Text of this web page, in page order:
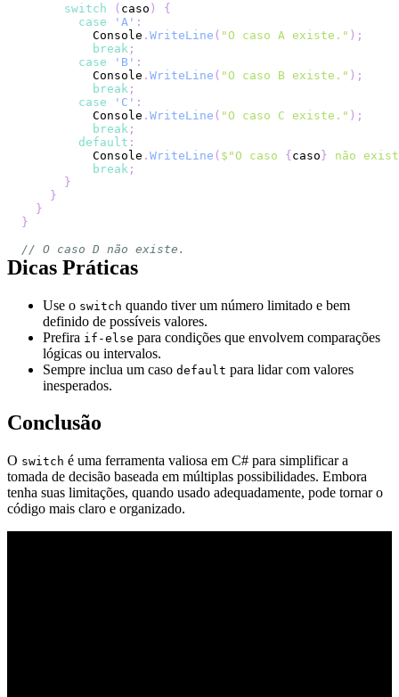
switch
( caso )
{
case
'A' :
          Console
. WriteLine ( "O caso A existe." ) ;
break ;
case
'B' :
          Console
. WriteLine ( "O caso B existe." ) ;
break ;
case
'C' :
          Console
. WriteLine ( "O caso C existe." ) ;
break ;
default :
          Console
. WriteLine ( $"O caso {caso} não
break ;
}
}
}
}
// O caso D não existe.
Dicas Práticas
Use o switch quando tiver um número limitado e bem
definido de possíveis valores.
Prefira if-else para condições que envolvem comparações
lógicas ou intervalos.
Sempre inclua um caso default para lidar com valores
inesperados.
Conclusão
O switch é uma ferramenta valiosa em C# para simplificar a
tomada de decisão baseada em múltiplas possibilidades. Embora
tenha suas limitações, quando usado adequadamente, pode tornar o
código mais claro e organizado.